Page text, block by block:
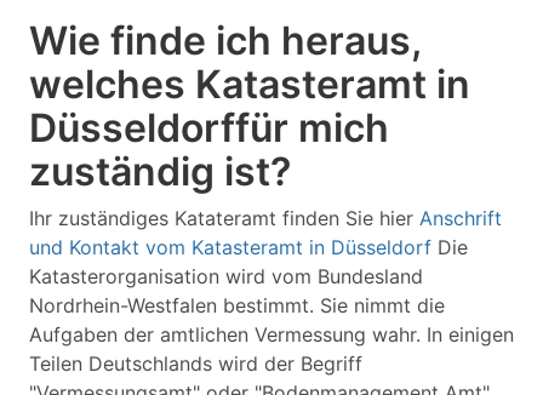
Wie finde ich heraus,
welches Katasteramt in
Düsseldorffür mich
zuständig ist?
Ihr zuständiges Katateramt finden Sie hier Anschrift
und Kontakt vom Katasteramt in Düsseldorf Die
Katasterorganisation wird vom Bundesland
Nordrhein-Westfalen bestimmt. Sie nimmt die
Aufgaben der amtlichen Vermessung wahr. In einigen
Teilen Deutschlands wird der Begriff